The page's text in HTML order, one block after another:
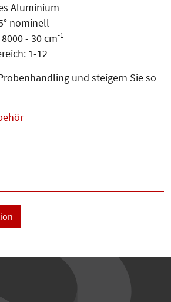
Aluminium
nominell
- 30 cm-1
1-12
und steigern Sie so